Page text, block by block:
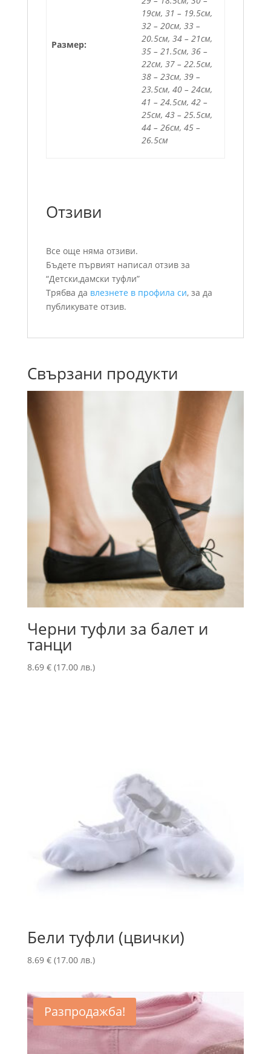
Размер:
19см, 31 – 19.5см,
32 – 20см, 33 –
20.5см, 34 – 21см,
35 – 21.5см, 36 –
22см, 37 – 22.5см,
38 – 23см, 39 –
23.5см, 40 – 24см,
41 – 24.5см, 42 –
25см, 43 – 25.5см,
44 – 26см, 45 –
26.5см
Отзиви
Все още няма отзиви.
Бъдете първият написал отзив за
“Детски,дамски туфли”
Трябва да влезнете в профила си, за да
публикувате отзив.
Свързани продукти
Черни туфли за балет и
танци
8.69 € (17.00 лв.)
Бели туфли (цвички)
8.69 € (17.00 лв.)
Разпродажба!